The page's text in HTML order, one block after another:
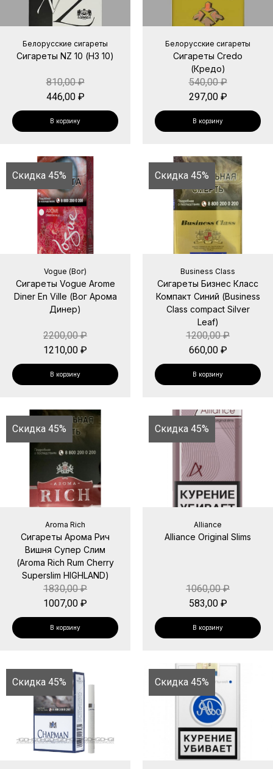
Белорусские сигареты
Сигареты NZ 10 (НЗ 10)
810,00₽
446,00 ₽
В корзину
Белорусские сигареты
Сигареты Credo
(Кредо)
540,00₽
297,00 ₽
В корзину
Скидка 45%
Vogue (Вог)
Сигареты Vogue Arome
Diner En Ville (Вог Арома
Динер)
2200,00₽
1210,00 ₽
В корзину
Скидка 45%
Business Class
Сигареты Бизнес Класс
Компакт Синий (Business
Class compact Silver
Leaf)
1200,00₽
660,00 ₽
В корзину
Скидка 45%
Aroma Rich
Сигареты Арома Рич
Вишня Супер Слим
(Aroma Rich Rum Cherry
Superslim HIGHLAND)
1830,00₽
1007,00 ₽
В корзину
Скидка 45%
Alliance
Alliance Original Slims
1060,00₽
583,00 ₽
В корзину
Скидка 45% Скидка 45%